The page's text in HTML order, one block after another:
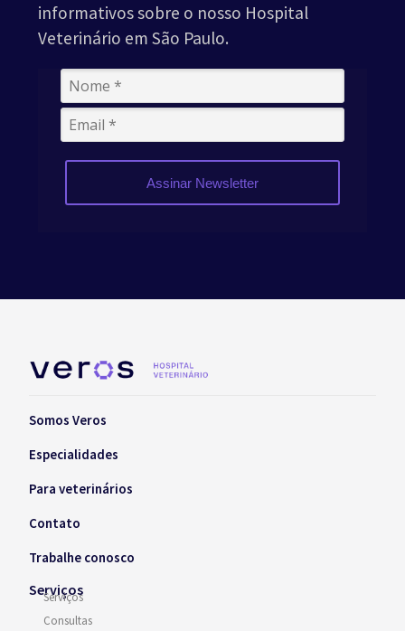
informativos sobre o nosso Hospital
Veterinário em São Paulo.
Assinar Newsletter
Somos Veros
Especialidades
Para veterinários
Contato
Trabalhe conosco
Serviços
Serviços
Consultas